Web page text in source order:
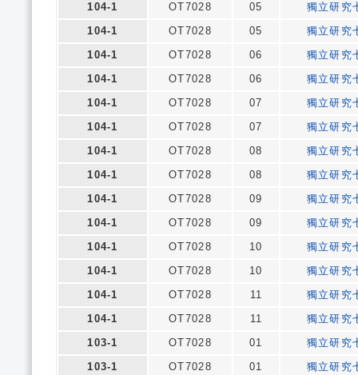
104-1
OT7028 05
獨立研究
104-1
OT7028 05
獨立研究
104-1
OT7028 06
獨立研究
104-1
OT7028 06
獨立研究
104-1
OT7028 07
獨立研究
104-1
OT7028 07
獨立研究
104-1
OT7028 08
獨立研究
104-1
OT7028 08
獨立研究
104-1
OT7028 09
獨立研究
104-1
OT7028 09
獨立研究
104-1
OT7028 10
獨立研究
104-1
OT7028 10
獨立研究
104-1
OT7028 11
獨立研究
104-1
OT7028 11
獨立研究
103-1
OT7028 01
獨立研究
103-1
OT7028 01 獨立研究